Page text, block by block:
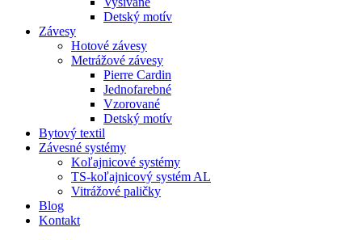
Detský motív
Závesy
Hotové závesy
Metrážové závesy
Pierre Cardin
Jednofarebné
Vzorované
Detský motív
Bytový textil
Závesné systémy
Koľajnicové systémy
TS-koľajnicový systém AL
Vitrážové paličky
Blog
Kontakt